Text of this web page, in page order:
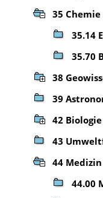
35 Chemie
35.14
35.70
38
39
42 Biologie
43
44 Medizin
44.00